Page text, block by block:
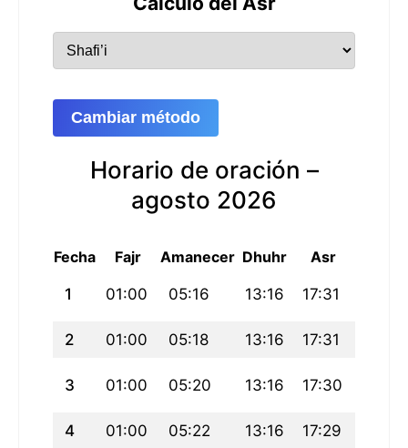
Cambiar método
Horario de oración –
agosto 2026
Fecha Fajr Amanecer Dhuhr Asr
1 01:00 05:16 13:16 17:31
2 01:00 05:18 13:16 17:31
3 01:00 05:20 13:16 17:30
4 01:00 05:22 13:16 17:29